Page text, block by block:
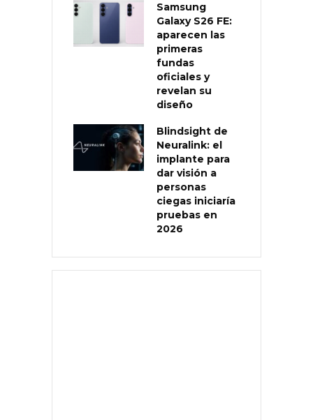
Samsung
Galaxy S26 FE:
aparecen las
primeras
fundas
oficiales y
revelan su
diseño
Blindsight de
Neuralink: el
implante para
dar visión a
personas
ciegas iniciaría
pruebas en
2026